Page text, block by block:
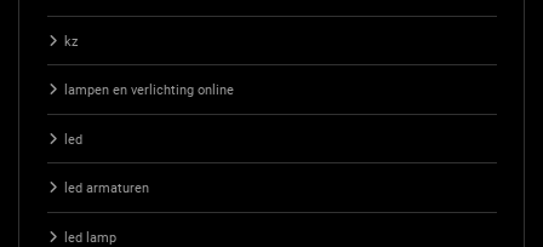
kz
lampen en verlichting online
led
led armaturen
led lamp